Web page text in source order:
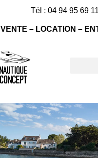
Tél : 04 94 95 69 11
VENTE – LOCATION –